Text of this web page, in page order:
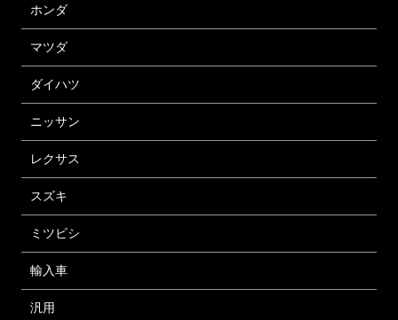
ホンダ
マツダ
ダイハツ
ニッサン
レクサス
スズキ
ミツビシ
輸入車
汎用